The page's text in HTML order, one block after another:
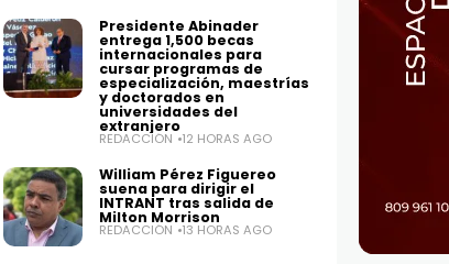
Presidente Abinader
entrega 1,500 becas
internacionales para
cursar programas de
especialización, maestrías
y doctorados en
universidades del
extranjero
REDACCIÓN 12 HORAS AGO
William Pérez Figuereo
suena para dirigir el
INTRANT tras salida de
Milton Morrison
REDACCIÓN 13 HORAS AGO